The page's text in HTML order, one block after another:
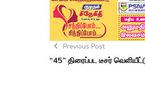
Previous Post
“45” திரைப்பட டீசர்